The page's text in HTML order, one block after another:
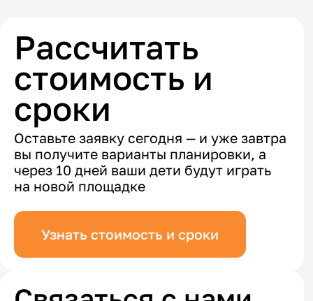
Рассчитать
стоимость и
сроки
Оставьте заявку сегодня — и уже завтра
вы получите варианты планировки, а
через 10 дней ваши дети будут играть
на новой площадке
Узнать стоимость и сроки